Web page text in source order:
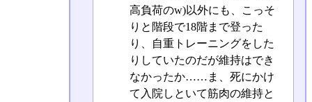
高負荷のw)以外にも、こっそ
りと階段で18階まで登った
り、自重トレーニングをした
りしていたのだが維持はでき
なかったか……ま、死にかけ
て入院しといて筋肉の維持と